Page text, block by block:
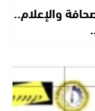
والإعلام..